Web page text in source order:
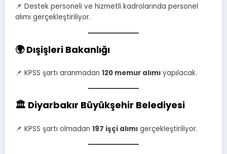
📌 Destek personeli ve hizmetli kadrolarında personel
alımı gerçekleştiriliyor.
🌍 Dışişleri Bakanlığı
📌 KPSS şartı aranmadan 120 memur alımı yapılacak.
🏛️ Diyarbakır Büyükşehir Belediyesi
📌 KPSS şartı olmadan 197 işçi alımı gerçekleştiriliyor.